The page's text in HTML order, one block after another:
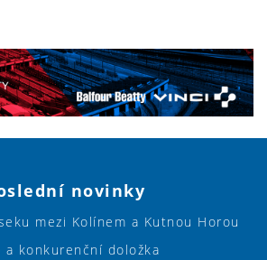
novinky
mezi Kolínem a Kutnou Horou
a konkurenční doložka